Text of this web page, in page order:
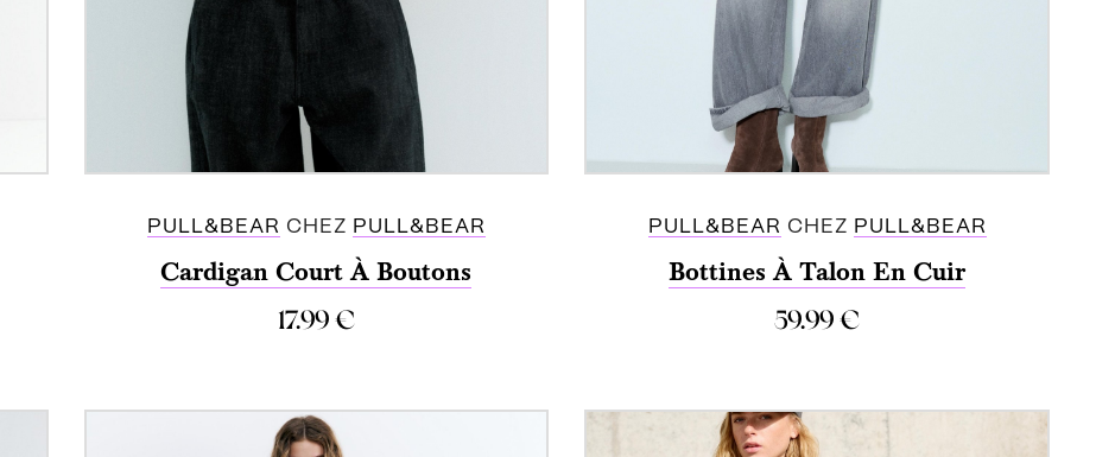
PULL&BEAR CHEZ PULL&BEAR
Cardigan Court À Boutons
17.99 €
ACHETER
PULL&BEAR CHEZ PULL&BEAR
Bottines À Talon En Cuir
59.99€
ACHETER